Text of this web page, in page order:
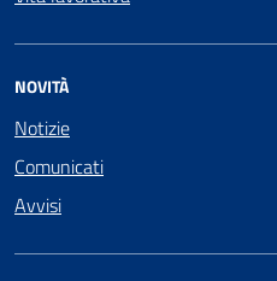
NOVITÀ
Notizie
Comunicati
Avvisi